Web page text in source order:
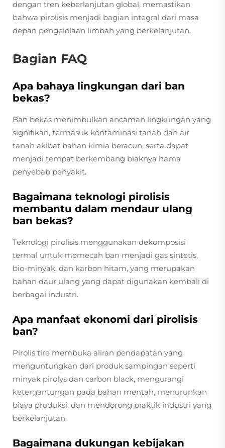
dengan tren keberlanjutan global, memastikan
bahwa pirolisis menjadi bagian integral dari masa
depan pengelolaan limbah yang berkelanjutan.
Bagian FAQ
Apa bahaya lingkungan dari ban
bekas?
Ban bekas menimbulkan ancaman lingkungan yang
signifikan, termasuk kontaminasi tanah dan air
tanah akibat bahan kimia beracun, serta dapat
menjadi tempat berkembang biaknya hama
penyebab penyakit.
Bagaimana teknologi pirolisis
membantu dalam mendaur ulang
ban bekas?
Teknologi pirolisis menggunakan dekomposisi
termal untuk memecah ban menjadi gas sintetis,
bio-minyak, dan karbon hitam, yang merupakan
bahan daur ulang yang dapat digunakan kembali di
berbagai industri.
Apa manfaat ekonomi dari pirolisis
ban?
Pirolis tire membuka aliran pendapatan yang
menguntungkan dari produk sampingan seperti
minyak pirolys dan carbon black, mengurangi
ketergantungan pada bahan mentah, menurunkan
biaya produksi, dan mendorong praktik industri yang
berkelanjutan.
Bagaimana dukungan kebijakan